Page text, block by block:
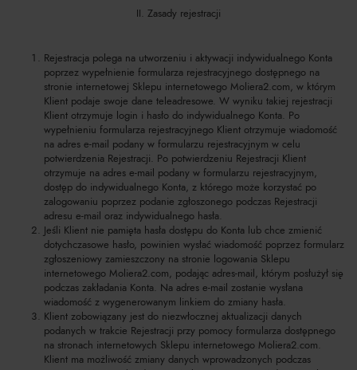
II. Zasady rejestracji
Rejestracja polega na utworzeniu i aktywacji indywidualnego Konta
poprzez wypełnienie formularza rejestracyjnego dostępnego na
stronie internetowej Sklepu internetowego Moliera2.com, w którym
Klient podaje swoje dane teleadresowe. W wyniku takiej rejestracji
Klient otrzymuje login i hasło do indywidualnego Konta. Po
wypełnieniu formularza rejestracyjnego Klient otrzymuje wiadomość
na adres e-mail podany w formularzu rejestracyjnym w celu
potwierdzenia Rejestracji. Po potwierdzeniu Rejestracji Klient
otrzymuje na adres e-mail podany w formularzu rejestracyjnym,
dostęp do indywidualnego Konta, z którego może korzystać po
zalogowaniu poprzez podanie zgłoszonego podczas Rejestracji
adresu e-mail oraz indywidualnego hasła.
Jeśli Klient nie pamięta hasła dostępu do Konta lub chce zmienić
dotychczasowe hasło, powinien wysłać wiadomość poprzez formularz
zgłoszeniowy zamieszczony na stronie logowania Sklepu
internetowego Moliera2.com, podając adres-mail, którym posłużył się
podczas zakładania Konta. Na adres e-mail zostanie wysłana
wiadomość z wygenerowanym linkiem do zmiany hasła.
Klient zobowiązany jest do niezwłocznej aktualizacji danych
podanych w trakcie Rejestracji przy pomocy formularza dostępnego
na stronach internetowych Sklepu internetowego Moliera2.com.
Klient ma możliwość zmiany danych wprowadzonych podczas